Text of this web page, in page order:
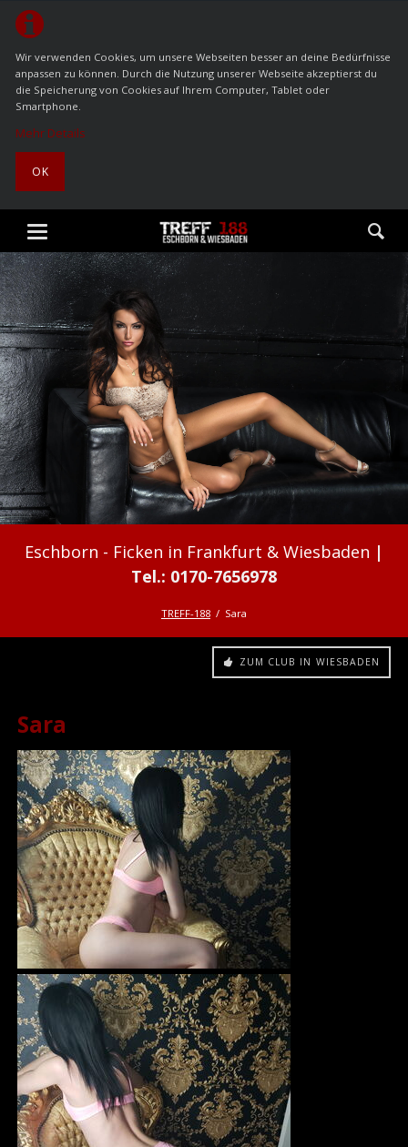
Wir verwenden Cookies, um unsere Webseiten besser an deine Bedürfnisse
anpassen zu können. Durch die Nutzung unserer Webseite akzeptierst du
die Speicherung von Cookies auf Ihrem Computer, Tablet oder
Smartphone.
Mehr Details
OK
Ficken in Frankfurt & Wiesbaden
TREFF-188 Sara
ZUM CLUB IN WIESBADEN
Sara